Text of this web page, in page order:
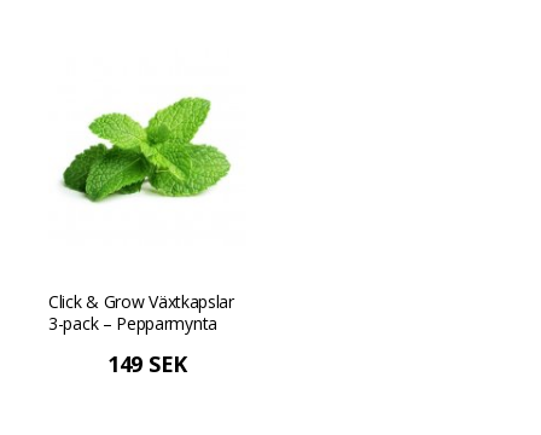
Click & Grow Växtkapslar
3-pack – Pepparmynta
149 SEK